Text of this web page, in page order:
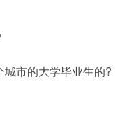
市的大学毕业生的?